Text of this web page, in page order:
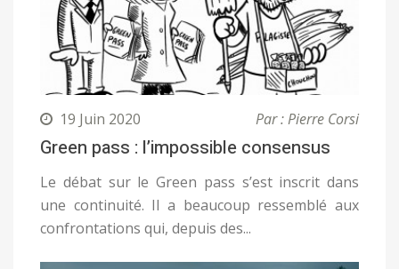
19 Juin 2020 Par : Pierre Corsi
Green pass : l’impossible consensus
Le débat sur le Green pass s’est inscrit dans
une continuité. Il a beaucoup ressemblé aux
confrontations qui, depuis des...